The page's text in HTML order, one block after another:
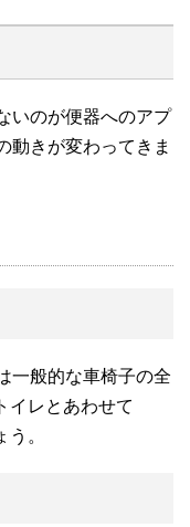
いのが便器へのアプ
動きが変わってきま
一般的な車椅子の全
イレとあわせて
。